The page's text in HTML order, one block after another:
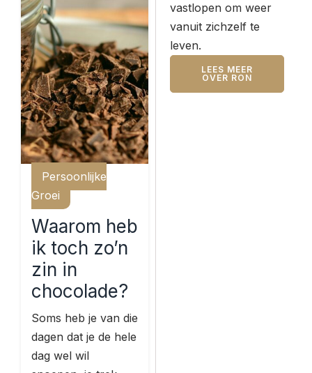
vastlopen om weer
vanuit zichzelf te
leven.
LEES MEER
OVER RON
Persoonlijke
Groei
Waarom heb
ik toch zo’n
zin in
chocolade?
Soms heb je van die
dagen dat je de hele
dag wel wil